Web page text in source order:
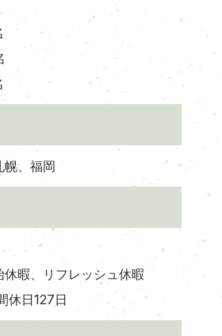
幌、福岡
休暇、リフレッシュ休暇
休日127日